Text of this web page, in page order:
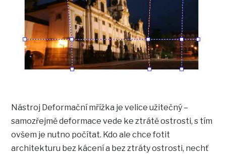
Nástroj Deformační mřížka je velice užitečný –
samozřejmě deformace vede ke ztrátě ostrosti, s tím
ovšem je nutno počítat. Kdo ale chce fotit
architekturu bez kácení a bez ztráty ostrosti, nechť